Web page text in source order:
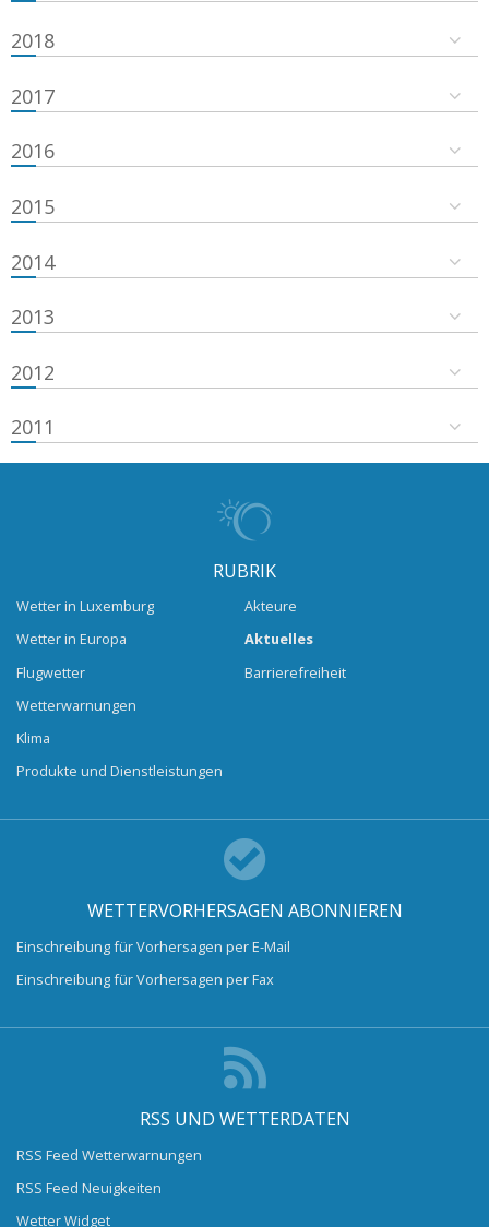
2018
2017
2016
2015
2014
2013
2012
2011
RUBRIK
Wetter in Luxemburg
Wetter in Europa
Flugwetter
Wetterwarnungen
Klima
Produkte und Dienstleistungen
Akteure
Aktuelles
Barrierefreiheit
WETTERVORHERSAGEN ABONNIEREN
Einschreibung für Vorhersagen per E-Mail
Einschreibung für Vorhersagen per Fax
RSS UND WETTERDATEN
RSS Feed Wetterwarnungen
RSS Feed Neuigkeiten
Wetter Widget